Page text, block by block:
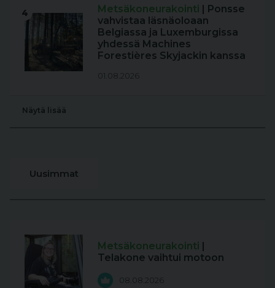
4 Metsäkoneurakointi | Ponsse
vahvistaa läsnäoloaan
Belgiassa ja Luxemburgissa
yhdessä Machines
Forestières Skyjackin kanssa
01.08.2026
Näytä lisää
Uusimmat
Metsäkoneurakointi |
Telakone vaihtui motoon
08.08.2026